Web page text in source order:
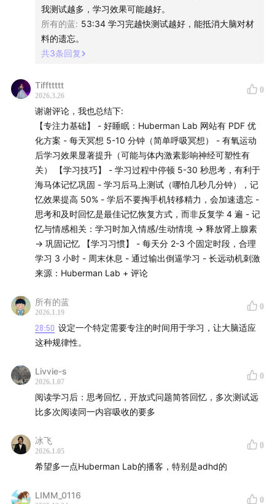
专注与巩固的生物学
学习第一步：专注力是有限的“腺苷预算”
15:08 费劲是好事：那种“苦差事”感正是神经改变的信号
专注力训练：正念冥想与视觉聚焦的科学原理
学习第二步：神经连接的实际重塑发生在睡眠中
NSDR 协议：如何通过 10 分钟深度休息加速可塑性
顶尖学习者的实战习惯
医学生研究：表现最好的学生如何安排日程
排除干扰：独处学习与收起手机的必要性
27:45 节奏适应：大脑如何根据固定时间表进入专注状态
抱负感：长远动机如何支撑枯燥的学习过程
测试：最强的学习引擎
核心发现：测试是建立知识而非仅仅评估知识
35:44
信心陷阱：为什么“学四次”的人自我感觉良好却考得
我测试越多，学习效果可能越好。
所有的蓝: 53:34 学习完越快测试越好，能抵消大脑对材
料的遗忘。
共3条回复
Tiffttttt
2026.3.26
0
谢谢评论，我也总结下:
【专注力基础】 - 好睡眠：Huberman Lab 网站有 PDF 优
化方案 - 每天冥想 5-10 分钟（简单呼吸冥想） - 有氧运动
后学习效果显著提升（可能与体内激素影响神经可塑性有
关） 【学习技巧】 - 学习过程中停顿 5-30 秒思考，有利于
海马体记忆巩固 - 学习后马上测试（哪怕几秒几分钟），记
忆效果提高 50% - 学后不要掏手机转移精力，会加速遗忘 -
思考和及时回忆是最佳记忆恢复方式，而非反复学 4 遍 - 记
忆与情感相关：学习时加入情感/生动情境 → 释放肾上腺素
→ 巩固记忆 【学习习惯】 - 每天分 2-3 个固定时段，合理
学习 3 小时 - 周末休息 - 通过输出倒逼学习 - 长远动机刺激
来源：Huberman Lab + 评论
所有的蓝
2026.1.19
0
28:50 设定一个特定需要专注的时间用于学习，让大脑适应
这种规律性。
Livvie-s
2026.1.07
0
阅读学习后：思考回忆，开放式问题简答回忆，多次测试远
比多次阅读同一内容吸收的要多
冰飞
2026.1.05
0
希望多一点Huberman Lab的播客，特别是adhd的
LIMM_0116 0